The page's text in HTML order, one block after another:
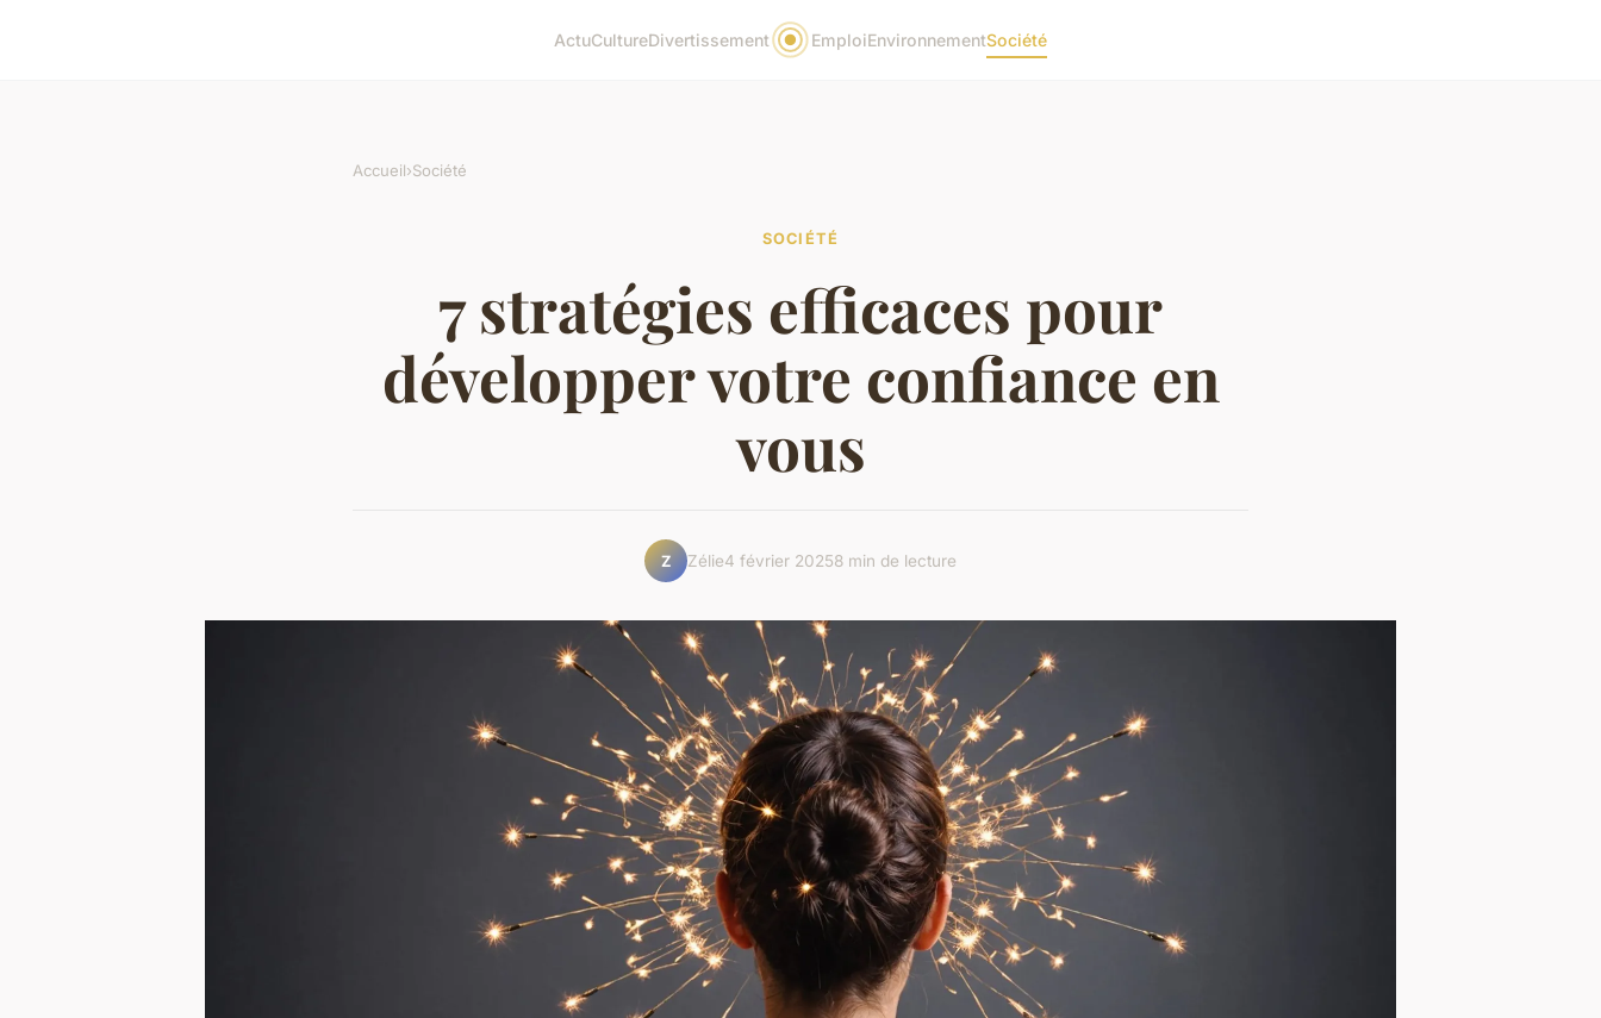
ActuCultureDivertissement EmploiEnvironnementSociété
Accueil›Société
SOCIÉTÉ
7 stratégies efficaces pour
développer votre confiance en
vous
Z Zélie4 février 20258 min de lecture